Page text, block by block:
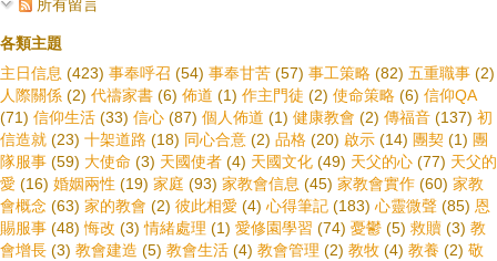
所有留言
各類主題
主日信息 (423) 事奉呼召 (54) 事奉甘苦 (57) 事工策略 (82) 五重職事 (2)
人際關係 (2) 代禱家書 (6) 佈道 (1) 作主門徒 (2) 使命策略 (6) 信仰QA
(71) 信仰生活 (33) 信心 (87) 個人佈道 (1) 健康教會 (2) 傳福音 (137) 初
信造就 (23) 十架道路 (18) 同心合意 (2) 品格 (20) 啟示 (14) 團契 (1) 團
隊服事 (59) 大使命 (3) 天國使者 (4) 天國文化 (49) 天父的心 (77) 天父的
愛 (16) 婚姻兩性 (19) 家庭 (93) 家教會信息 (45) 家教會實作 (60) 家教
會概念 (63) 家的教會 (2) 彼此相愛 (4) 心得筆記 (183) 心靈微聲 (85) 恩
賜服事 (48) 悔改 (3) 情緒處理 (1) 愛修園學習 (74) 憂鬱 (5) 救贖 (3) 教
會增長 (3) 教會建造 (5) 教會生活 (4) 教會管理 (2) 教牧 (4) 教養 (2) 敬